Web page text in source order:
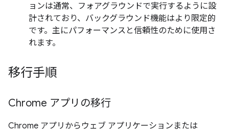
ョンは通常、フォアグラウンドで実行するように設
計されており、バックグラウンド機能はより限定的
です。主にパフォーマンスと信頼性のために使用さ
れます。
移行手順
Chrome アプリの移行
Chrome アプリからウェブ アプリケーションまたは